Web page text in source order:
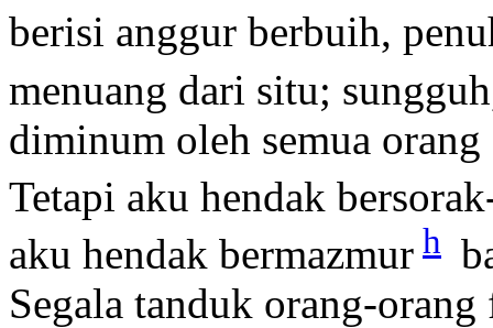
berisi anggur berbuih,
menuang dari situ;
diminum oleh semua
Tetapi aku hendak
aku hendak bermazmur h
Segala tanduk orang-